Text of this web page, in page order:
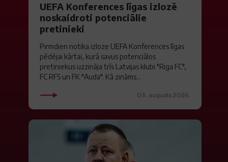
UEFA Konferences līgas izlozē
noskaidroti potenciālie
pretinieki
Pirmdien notika izloze UEFA Konferences līgas
pēdējai kārtai, kurā savus potenciālos
pretiniekus uzzināja trīs Latvijas klubi "Riga FC",
FC RFS un FK "Auda". Kā zināms...
03. augusts 2026.